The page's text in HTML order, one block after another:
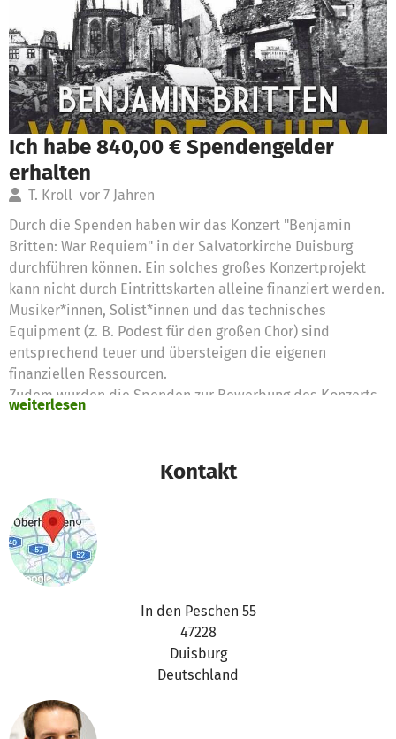
Ich habe 840,00 € Spendengelder
erhalten
T. Kroll vor 7 Jahren
Durch die Spenden haben wir das Konzert "Benjamin
Britten: War Requiem" in der Salvatorkirche Duisburg
durchführen können. Ein solches großes Konzertprojekt
kann nicht durch Eintrittskarten alleine finanziert werden.
Musiker*innen, Solist*innen und das technisches
Equipment (z. B. Podest für den großen Chor) sind
entsprechend teuer und übersteigen die eigenen
finanziellen Ressourcen.
Zudem wurden die Spenden zur Bewerbung des Konzerts
werden. Das Konzert war entsprechend auch ausverkauft,
was uns in unserer Arbeit bestätigt hat.
Wir danken allen Spender*innen sehr herzlich für ihre
Unterstützung und hoffe, dass manche auch dieses
besondere Werk erleben konnten.
weiterlesen
Kontakt
In den Peschen 55
47228
Duisburg
Deutschland